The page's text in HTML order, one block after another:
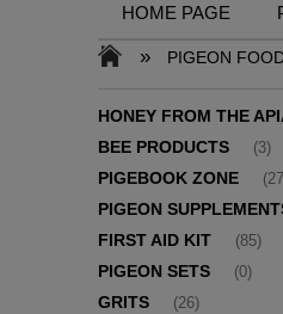
HOME PAGE
CONTACT
» PIGEON
HONEY FROM THE
BEE PRODUCTS (3)
PIGEBOOK ZONE
PIGEON
FIRST AID KIT (85)
PIGEON SETS (0)
GRITS (26)